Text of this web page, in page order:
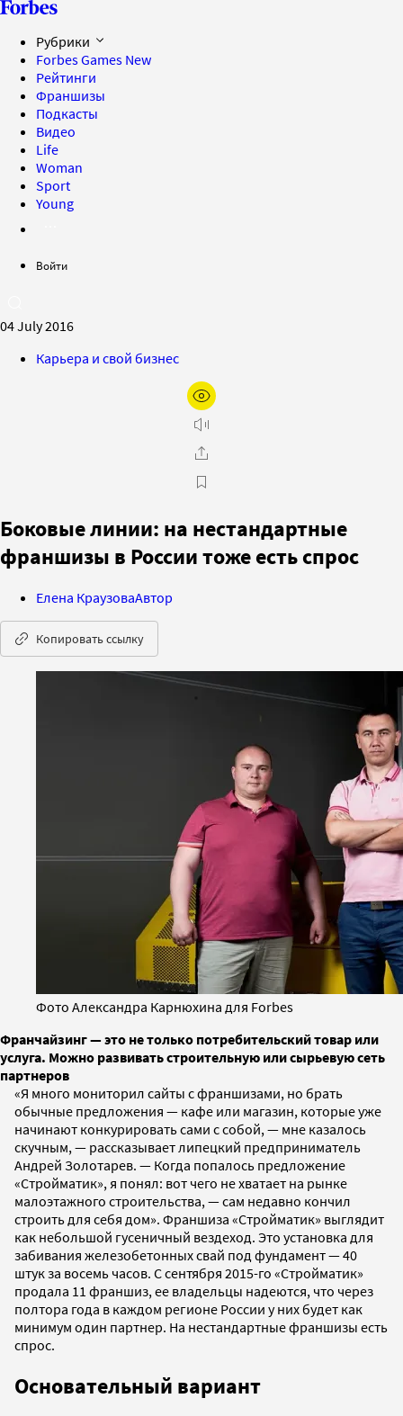
Рубрики
Forbes Games New
Рейтинги
Франшизы
Подкасты
Видео
Life
Woman
Sport
Young
Войти
04 July 2016
Карьера и свой бизнес
Боковые линии: на нестандартные
франшизы в России тоже есть спрос
Елена КраузоваАвтор
Копировать ссылку
Фото Александра Карнюхина для Forbes
Франчайзинг — это не только потребительский товар или
услуга. Можно развивать строительную или сырьевую сеть
партнеров
«Я много мониторил сайты с франшизами, но брать
обычные предложения — кафе или магазин, которые уже
начинают конкурировать сами с собой, — мне казалось
скучным, — рассказывает липецкий предприниматель
Андрей Золотарев. — Когда попалось предложение
«Стройматик», я понял: вот чего не хватает на рынке
малоэтажного строительства, — сам недавно кончил
строить для себя дом». Франшиза «Стройматик» выглядит
как небольшой гусеничный вездеход. Это установка для
забивания железобетонных свай под фундамент — 40
штук за восемь часов. С сентября 2015-го «Стройматик»
продала 11 франшиз, ее владельцы надеются, что через
полтора года в каждом регионе России у них будет как
минимум один партнер. На нестандартные франшизы есть
спрос.
Основательный вариант